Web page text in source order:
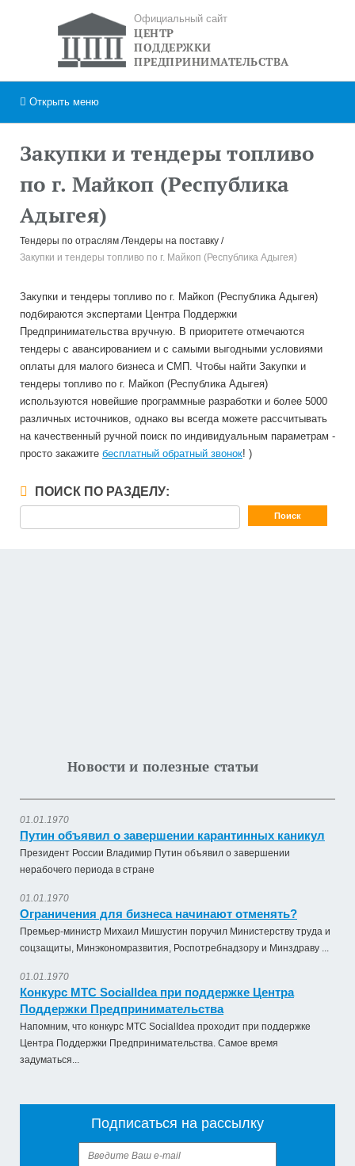
Официальный сайт
ЦЕНТР
ПОДДЕРЖКИ
ПРЕДПРИНИМАТЕЛЬСТВА
Открыть меню
Закупки и тендеры топливо
по г. Майкоп (Республика
Адыгея)
Тендеры по отраслям Тендеры на поставку
Закупки и тендеры топливо по г. Майкоп (Республика Адыгея)
Закупки и тендеры топливо по г. Майкоп (Республика Адыгея)
подбираются экспертами Центра Поддержки
Предпринимательства вручную. В приоритете отмечаются
тендеры с авансированием и с самыми выгодными условиями
оплаты для малого бизнеса и СМП. Чтобы найти Закупки и
тендеры топливо по г. Майкоп (Республика Адыгея)
используются новейшие программные разработки и более 5000
различных источников, однако вы всегда можете рассчитывать
на качественный ручной поиск по индивидуальным параметрам -
просто закажите бесплатный обратный звонок! )
ПОИСК ПО РАЗДЕЛУ:
Новости и полезные статьи
01.01.1970
Путин объявил о завершении карантинных каникул
Президент России Владимир Путин объявил о завершении
нерабочего периода в стране
01.01.1970
Ограничения для бизнеса начинают отменять?
Премьер-министр Михаил Мишустин поручил Министерству труда и
соцзащиты, Минэкономразвития, Роспотребнадзору и Минздраву ...
01.01.1970
Конкурс МТС SocialIdea при поддержке Центра
Поддержки Предпринимательства
Напомним, что конкурс МТС SocialIdea проходит при поддержке
Центра Поддержки Предпринимательства. Самое время
задуматься...
Подписаться на рассылку